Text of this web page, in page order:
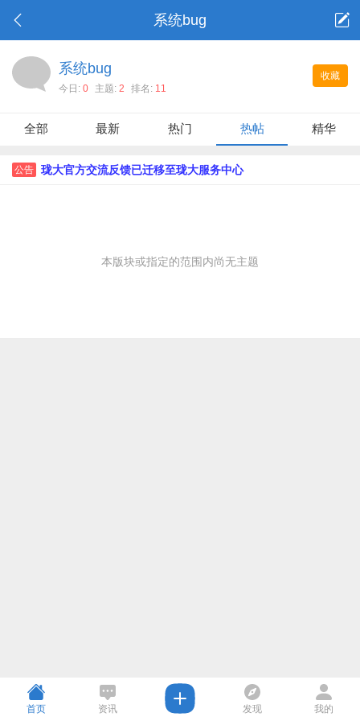
系统bug
收藏
系统bug
今日: 0 主题: 2 排名: 11
全部 最新 热门 热帖 精华
公告 珑大官方交流反馈已迁移至珑大服务中心
本版块或指定的范围内尚无主题
首页 资讯 发现 我的